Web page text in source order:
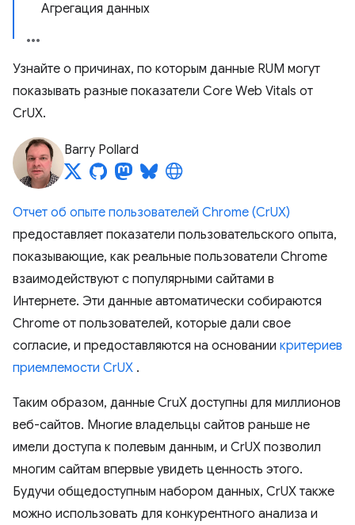
Агрегация данных
Узнайте о причинах, по которым данные RUM могут
показывать разные показатели Core Web Vitals от
CrUX.
Barry Pollard
Отчет об опыте пользователей Chrome (CrUX)
предоставляет показатели пользовательского опыта,
показывающие, как реальные пользователи Chrome
взаимодействуют с популярными сайтами в
Интернете. Эти данные автоматически собираются
Chrome от пользователей, которые дали свое
согласие, и предоставляются на основании критериев
приемлемости CrUX .
Таким образом, данные CruX доступны для миллионов
веб-сайтов. Многие владельцы сайтов раньше не
имели доступа к полевым данным, и CrUX позволил
многим сайтам впервые увидеть ценность этого.
Будучи общедоступным набором данных, CrUX также
можно использовать для конкурентного анализа и